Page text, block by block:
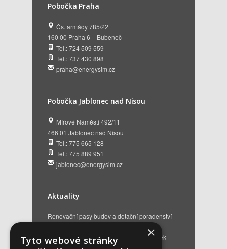
Pobočka Praha
Čs. armády 785/22
160 00 Praha 6 – Bubeneč
Tel.: 724 509 559
Tel.: 737 430 898
praha@energysim.cz
Pobočka Jablonec nad Nisou
Mírové Náměstí 492/11
466 01 Jablonec nad Nisou
Tel.: 775 665 128
Tel.: 775 889 951
jablonec@energysim.cz
Aktuality
Renovační pasy budov a dotační poradenství
12. 6. 2026
Přehled hlavních změn a nových podmínek
NZÚ 2026 28. 5. 2026
×
Tyto webové stránky